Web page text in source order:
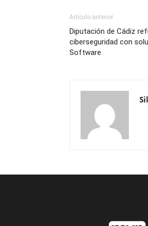
Artículo anterior
Diputación de Cádiz
ciberseguridad con
Software